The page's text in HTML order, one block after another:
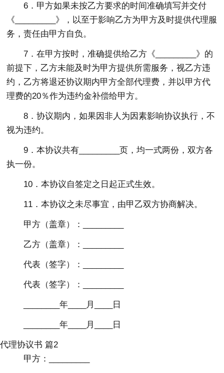
6．甲方如果未按乙方要求的时间准确填写并交付
《_________》，以至于影响乙方为甲方及时提供代理服
务，责任由甲方自负。
7．在甲方按时，准确提供给乙方《_________》的
前提下，乙方未能及时为甲方提供所需服务，视乙方违
约，乙方将退还协议期内甲方全部代理费，并以甲方代
理费的20％作为违约金补偿给甲方。
8．协议期内，如果因非人为因素影响协议执行，不
视为违约。
9．本协议共有_________页，均一式两份，双方各
执一份。
10．本协议自签定之日起正式生效。
11．本协议之未尽事宜，由甲乙双方协商解决。
甲方（盖章）：_________
乙方（盖章）：_________
代表（签字）：_________
代表（签字）：_________
________年____月____日
________年____月____日
代理协议书 篇2
甲方：_________